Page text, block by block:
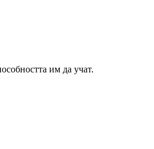
им да учат.